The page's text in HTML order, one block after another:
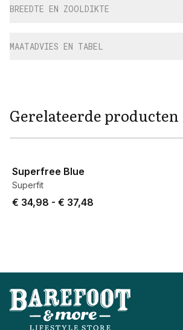
BREEDTE EN ZOOLDIKTE
MAATADVIES EN TABEL
Gerelateerde producten
Superfree Blue
Superfit
Price from € 34,98 to € 37,48.
€ 34,98 - € 37,48